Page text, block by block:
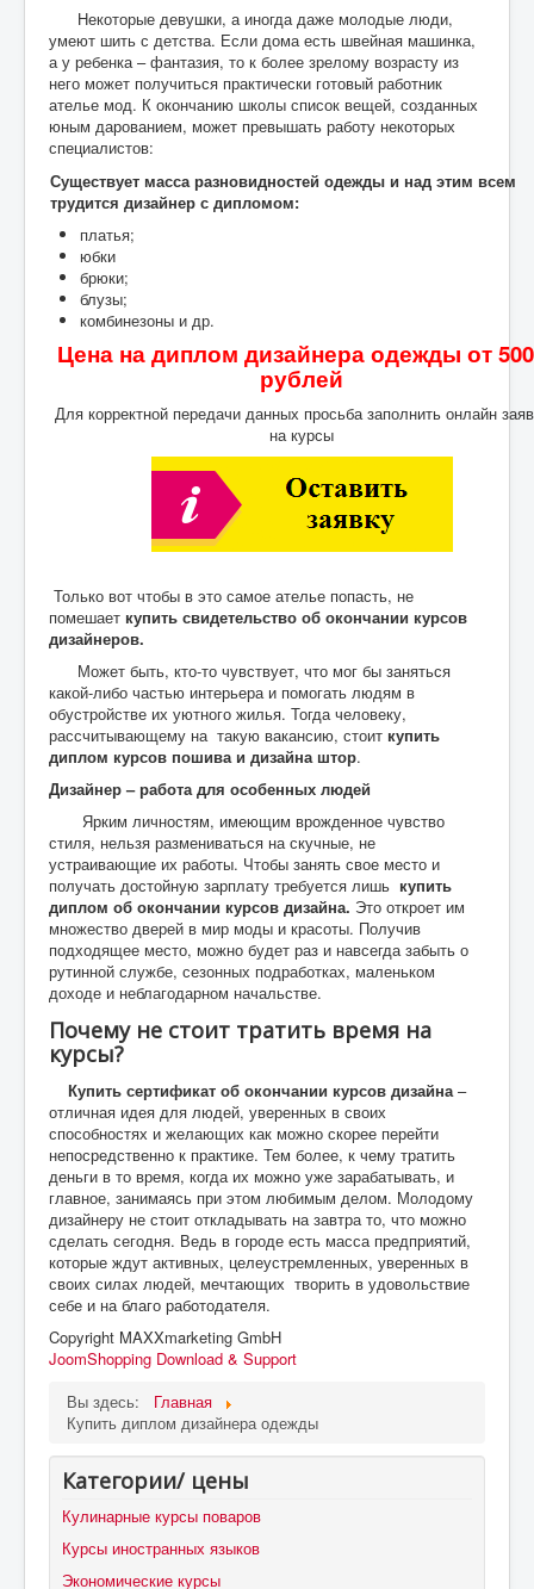
Некоторые девушки, а иногда даже молодые люди,
умеют шить с детства. Если дома есть швейная машинка,
а у ребенка – фантазия, то к более зрелому возрасту из
него может получиться практически готовый работник
ателье мод. К окончанию школы список вещей, созданных
юным дарованием, может превышать работу некоторых
специалистов:
Существует масса разновидностей одежды и над этим всем
трудится дизайнер с дипломом:
платья;
юбки
брюки;
блузы;
комбинезоны и др.
Цена на диплом дизайнера одежды от
рублей
Для корректной передачи данных просьба заполнить онлайн
на курсы
Только вот чтобы в это самое ателье попасть, не
помешает купить свидетельство об окончании курсов
дизайнеров.
Может быть, кто-то чувствует, что мог бы заняться
какой-либо частью интерьера и помогать людям в
обустройстве их уютного жилья. Тогда человеку,
рассчитывающему на такую вакансию, стоит купить
диплом курсов пошива и дизайна штор.
Дизайнер – работа для особенных людей
Ярким личностям, имеющим врожденное чувство
стиля, нельзя размениваться на скучные, не
устраивающие их работы. Чтобы занять свое место и
получать достойную зарплату требуется лишь купить
диплом об окончании курсов дизайна. Это откроет им
множество дверей в мир моды и красоты. Получив
подходящее место, можно будет раз и навсегда забыть о
рутинной службе, сезонных подработках, маленьком
доходе и неблагодарном начальстве.
Почему не стоит тратить время на
курсы?
Купить сертификат об окончании курсов дизайна–
отличная идея для людей, уверенных в своих
способностях и желающих как можно скорее перейти
непосредственно к практике. Тем более, к чему тратить
деньги в то время, когда их можно уже зарабатывать, и
главное, занимаясь при этом любимым делом. Молодому
дизайнеру не стоит откладывать на завтра то, что можно
сделать сегодня. Ведь в городе есть масса предприятий,
которые ждут активных, целеустремленных, уверенных в
своих силах людей, мечтающих творить в удовольствие
себе и на благо работодателя.
Copyright MAXXmarketing GmbH
JoomShopping Download & Support
Вы здесь:
Главная
Купить диплом дизайнера одежды
Категории/ цены
Кулинарные курсы поваров
Курсы иностранных языков
Экономические курсы